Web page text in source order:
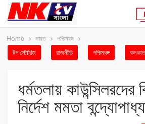
Home ভারত পশ্চিমবঙ্গ
টপ স্টোরিজ রাজনীতি পশ্চিমবঙ্গ
ধর্মতলায় কাউন্সিলরদের
নির্দেশ মমতা